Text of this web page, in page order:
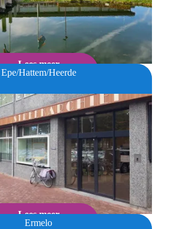
Lees meer
Epe/Hattem/Heerde
Lees meer
Ermelo